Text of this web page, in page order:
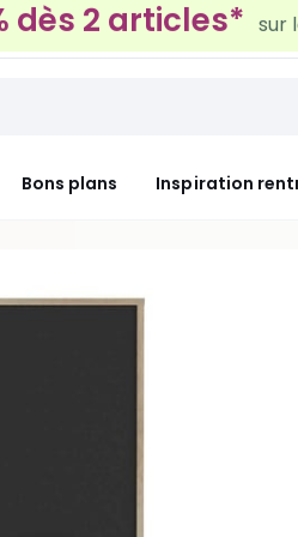
tous les 100€*
Bons plans Inspiration